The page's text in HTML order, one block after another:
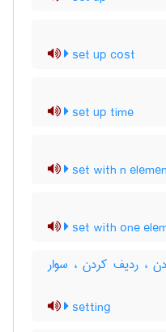
set up cost
set up time
set with n
set with one
، ردیف کردن ، سوار
setting